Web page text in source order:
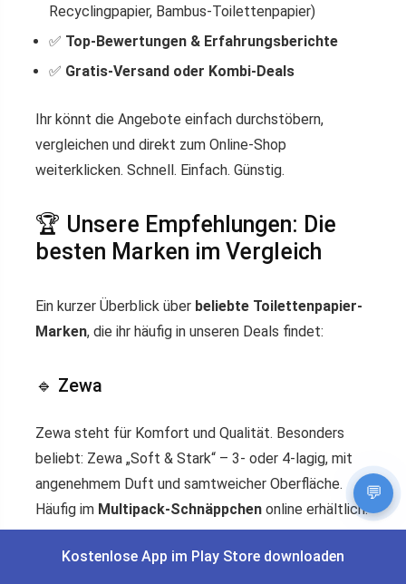
Recyclingpapier, Bambus-Toilettenpapier)
✅ Top-Bewertungen & Erfahrungsberichte
✅ Gratis-Versand oder Kombi-Deals
Ihr könnt die Angebote einfach durchstöbern,
vergleichen und direkt zum Online-Shop
weiterklicken. Schnell. Einfach. Günstig.
🏆 Unsere Empfehlungen: Die
besten Marken im Vergleich
Ein kurzer Überblick über beliebte Toilettenpapier-
Marken, die ihr häufig in unseren Deals findet:
🔹 Zewa
Zewa steht für Komfort und Qualität. Besonders
beliebt: Zewa „Soft & Stark“ – 3- oder 4-lagig, mit
angenehmem Duft und samtweicher Oberfläche.
Häufig im Multipack-Schnäppchen online erhältlich.
🔹 Hakle
💬
Kostenlose App im Play Store downloaden